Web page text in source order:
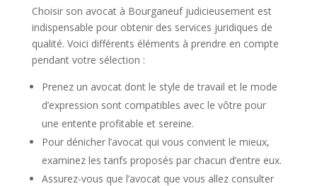
Choisir son avocat à Bourganeuf judicieusement est
indispensable pour obtenir des services juridiques de
qualité. Voici différents éléments à prendre en compte
pendant votre sélection :
Prenez un avocat dont le style de travail et le mode
d’expression sont compatibles avec le vôtre pour
une entente profitable et sereine.
Pour dénicher l’avocat qui vous convient le mieux,
examinez les tarifs proposés par chacun d’entre eux.
Assurez-vous que l’avocat que vous allez consulter